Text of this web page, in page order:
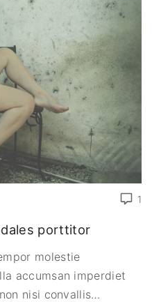
1
porttitor
molestie
accumsan imperdiet
nisi convallis…